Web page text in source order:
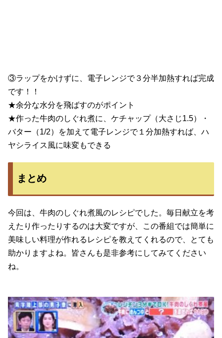
③ラップをかけずに、電子レンジで３分半加熱すれば完成
です！！
★余分な水分を飛ばすのがポイント
★作った牛肉のしぐれ煮に、ケチャップ（大さじ1.5）・
バター（1/2）を加えて電子レンジで１分加熱すれば、ハ
ヤシライス風に味変もできる
まとめ
今回は、牛肉のしぐれ煮風のレシピでした。毎日献立を考
えたり作ったりするのは大変ですが、この番組では簡単に
美味しい料理が作れるレシピを教えてくれるので、とても
助かりますよね。皆さんも是非参考にしてみてください
ね。